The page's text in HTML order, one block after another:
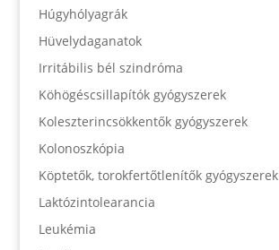
Húgyhólyagrák
Hüvelydaganatok
Irritábilis bél szindróma
Köhögéscsillapítók gyógyszerek
Koleszterincsökkentők gyógyszerek
Kolonoszkópia
Köptetők, torokfertőtlenítők gyógyszerek
Laktózintolearancia
Leukémia